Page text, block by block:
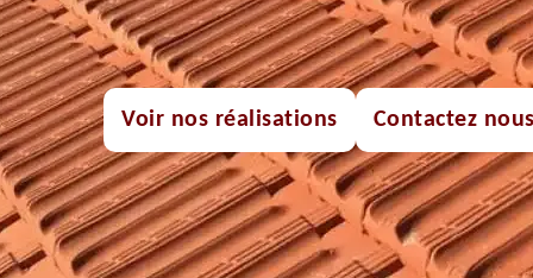
Voir nos réalisations Contactez nous